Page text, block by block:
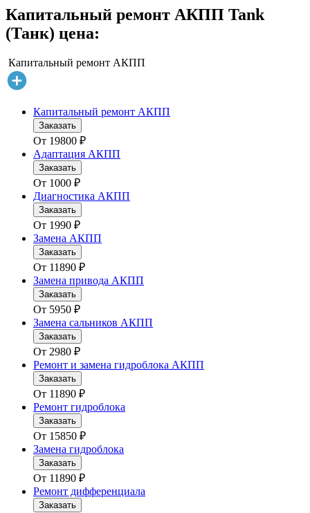
Капитальный ремонт АКПП Tank
(Танк) цена:
Капитальный ремонт АКПП
Капитальный ремонт АКПП
Заказать
От 19800 ₽
Адаптация АКПП
Заказать
От 1000 ₽
Диагностика АКПП
Заказать
От 1990 ₽
Замена АКПП
Заказать
От 11890 ₽
Замена привода АКПП
Заказать
От 5950 ₽
Замена сальников АКПП
Заказать
От 2980 ₽
Ремонт и замена гидроблока АКПП
Заказать
От 11890 ₽
Ремонт гидроблока
Заказать
От 15850 ₽
Замена гидроблока
Заказать
От 11890 ₽
Ремонт дифференциала
Заказать